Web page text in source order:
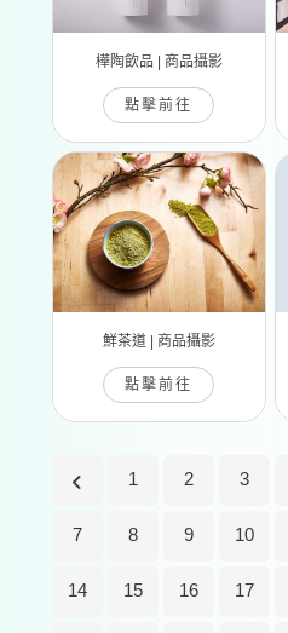
樺陶飲品 | 商品攝影
點擊前往
鮮茶道 | 商品攝影
點擊前往
1 2 3
7 8 9 10
14 15 16 17